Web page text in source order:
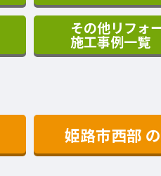
その他リフォ
施工事例一覧
姫路市西部